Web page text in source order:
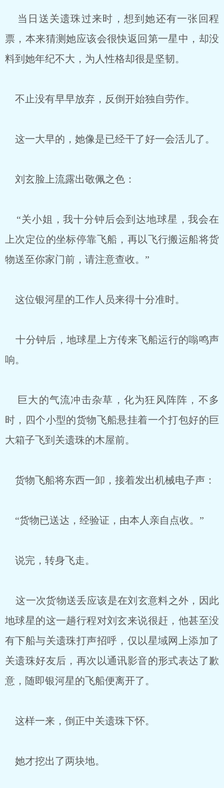
当日送关遗珠过来时，想到她还有一张回程
票，本来猜测她应该会很快返回第一星中，却没
料到她年纪不大，为人性格却很是坚韧。
不止没有早早放弃，反倒开始独自劳作。
这一大早的，她像是已经干了好一会活儿了。
刘玄脸上流露出敬佩之色：
“关小姐，我十分钟后会到达地球星，我会在
上次定位的坐标停靠飞船，再以飞行搬运船将货
物送至你家门前，请注意查收。”
这位银河星的工作人员来得十分准时。
十分钟后，地球星上方传来飞船运行的嗡鸣声
响。
巨大的气流冲击杂草，化为狂风阵阵，不多
时，四个小型的货物飞船悬挂着一个打包好的巨
大箱子飞到关遗珠的木屋前。
货物飞船将东西一卸，接着发出机械电子声：
“货物已送达，经验证，由本人亲自点收。”
说完，转身飞走。
这一次货物送丢应该是在刘玄意料之外，因此
地球星的这一趟行程对刘玄来说很赶，他甚至没
有下船与关遗珠打声招呼，仅以星域网上添加了
关遗珠好友后，再次以通讯影音的形式表达了歉
意，随即银河星的飞船便离开了。
这样一来，倒正中关遗珠下怀。
她才挖出了两块地。